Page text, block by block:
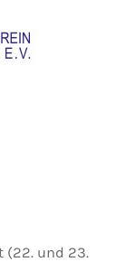
(22. und 23.